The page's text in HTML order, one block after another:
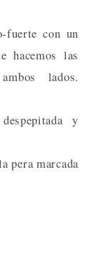
fuerte con un
hacemos las
lados.
y
pera marcada